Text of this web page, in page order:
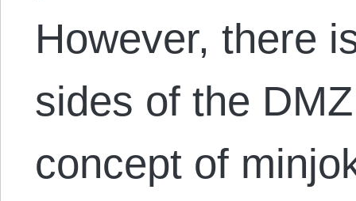
However, there
sides of the
concept of